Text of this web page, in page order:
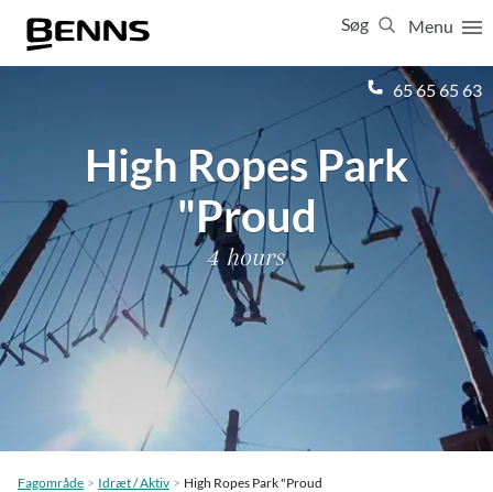
Menu
Søg
65 65 65 63
High Ropes Park
"Proud
4 hours
Fagområde Idræt / Aktiv High Ropes Park "Proud
Luk
Vis resultater for: Alle
Ferierejser
Firma- og temarejser
Studierejser